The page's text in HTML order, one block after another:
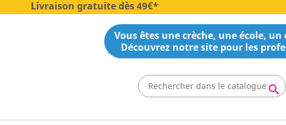
Livraison gratuite dès 49€*
Vous êtes une crèche, une école,
Découvrez notre site pour les
